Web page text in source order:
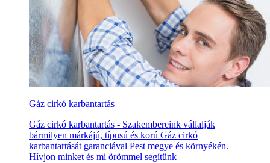
Gáz cirkó karbantartás
Gáz cirkó karbantartás - Szakembereink vállalják
bármilyen márkájú, típusú és korú Gáz cirkó
karbantartását garanciával Pest megye és környékén.
Hívjon minket és mi örömmel segítünk